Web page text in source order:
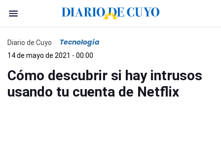
Diario de Cuyo Tecnología
14 de mayo de 2021 - 00:00
Cómo descubrir si hay intrusos
usando tu cuenta de Netflix